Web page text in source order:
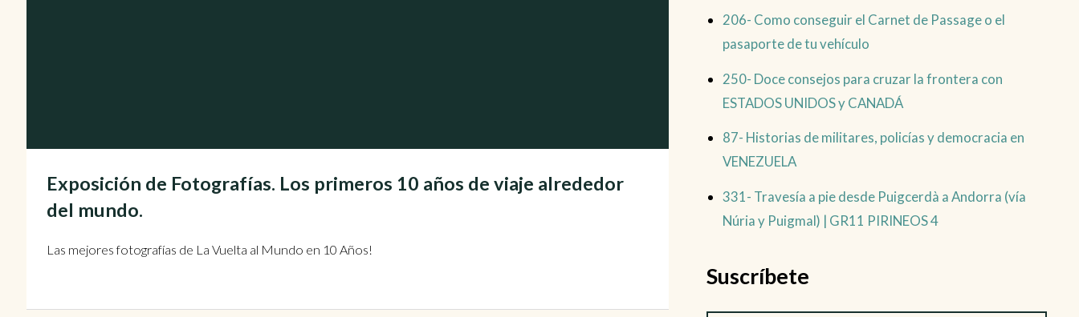
Exposición de Fotografías. Los primeros 10 años de viaje alrededor
del mundo.
Las mejores fotografías de La Vuelta al Mundo en 10 Años!
206- Como conseguir el Carnet de Passage o el
pasaporte de tu vehículo
250- Doce consejos para cruzar la frontera con
ESTADOS UNIDOS y CANADÁ
87- Historias de militares, policías y democracia en
VENEZUELA
331- Travesía a pie desde Puigcerdà a Andorra (vía
Núria y Puigmal) | GR11 PIRINEOS 4
Suscríbete